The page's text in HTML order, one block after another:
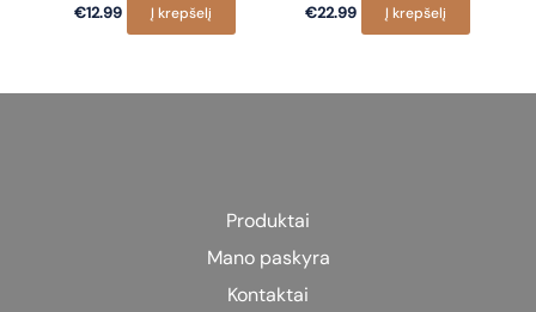
page
€12.99 Į krepšelį €22.99 Į krepšelį
Produktai
Mano paskyra
Kontaktai